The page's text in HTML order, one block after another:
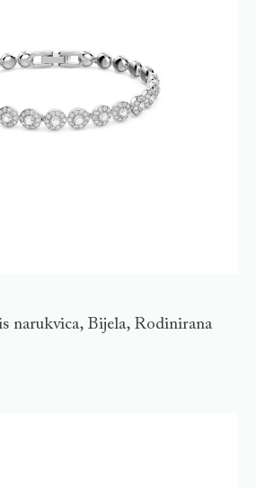
narukvica, Bijela, Rodinirana